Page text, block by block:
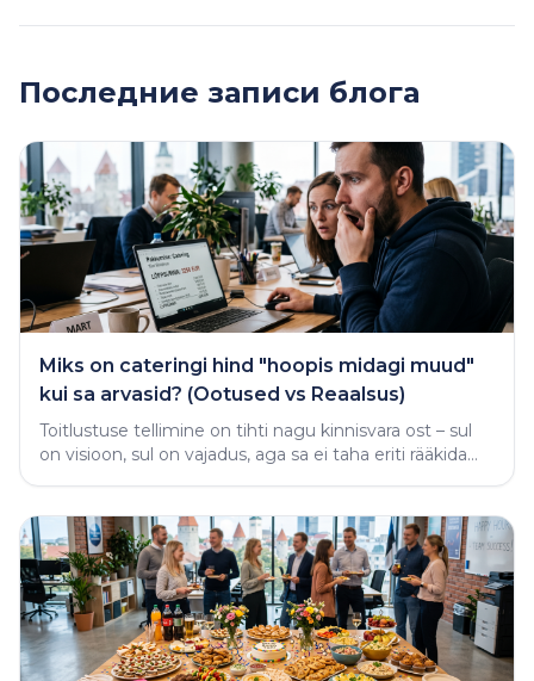
Последние записи блога
Miks on cateringi hind "hoopis midagi muud"
kui sa arvasid? (Ootused vs Reaalsus)
Toitlustuse tellimine on tihti nagu kinnisvara ost – sul
on visioon, sul on vajadus, aga sa ei taha eriti rääkida